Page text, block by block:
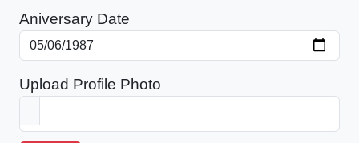
Aniversary Date
Upload Profile Photo